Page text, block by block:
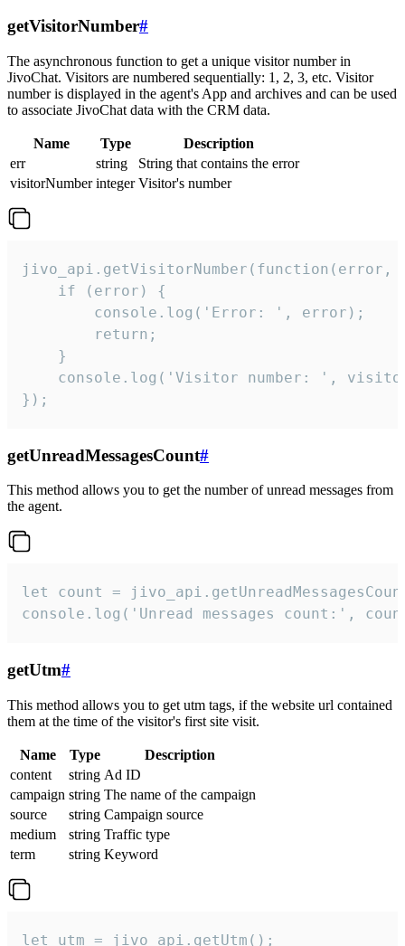
getVisitorNumber#
The asynchronous function to get a unique visitor number in
JivoChat. Visitors are numbered sequentially: 1, 2, 3, etc. Visitor
number is displayed in the agent's App and archives and can be used
to associate JivoChat data with the CRM data.
Name Type
Description
err
string
String that contains the error
visitorNumber integer Visitor's number
jivo_api.getVisitorNumber(function(error,
    if (error) {
        console.log('Error: ', error);
        return;
    }
console.log('Visitor number: ',
});
getUnreadMessagesCount#
This method allows you to get the number of unread messages from
the agent.
let count =
console.log('Unread messages count:',
getUtm#
This method allows you to get utm tags, if the website url contained
them at the time of the visitor's first site visit.
Name Type
Description
content
string Ad ID
campaign string The name of the campaign
source
string Campaign source
medium
string Traffic type
term
string Keyword
let utm = jivo_api.getUtm();